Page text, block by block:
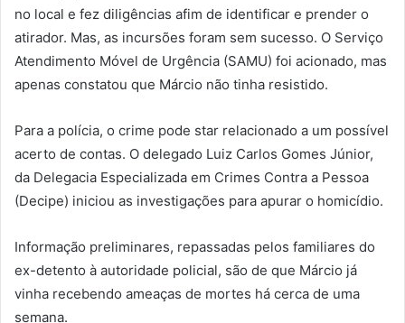
no local e fez diligências afim de identificar e prender o
atirador. Mas, as incursões foram sem sucesso. O Serviço
Atendimento Móvel de Urgência (SAMU) foi acionado, mas
apenas constatou que Márcio não tinha resistido.
Para a polícia, o crime pode star relacionado a um possível
acerto de contas. O delegado Luiz Carlos Gomes Júnior,
da Delegacia Especializada em Crimes Contra a Pessoa
(Decipe) iniciou as investigações para apurar o homicídio.
Informação preliminares, repassadas pelos familiares do
ex-detento à autoridade policial, são de que Márcio já
vinha recebendo ameaças de mortes há cerca de uma
semana.